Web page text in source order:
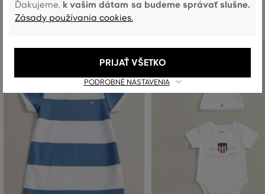
Ďakujeme, k vašim dátam sa budeme správať slušne.
Zásady používania cookies.
PODROBNÉ NASTAVENIA
PRIJAŤ VŠETKO